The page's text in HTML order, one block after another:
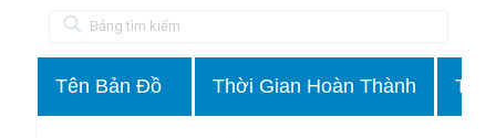
Tên Bản Đồ Thời Gian Hoàn Thành Tên